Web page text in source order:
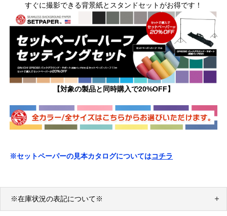
すぐに撮影できる背景紙とスタンドセットがお得です！
【対象の製品と同時購入で20%OFF】
※セットペーパーの見本カタログについてはコチラ
※在庫状況の表記について※